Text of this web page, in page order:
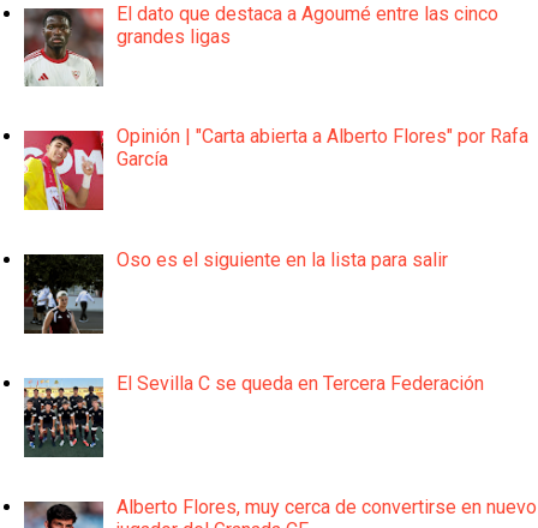
El dato que destaca a Agoumé entre las cinco
grandes ligas
Opinión | "Carta abierta a Alberto Flores" por Rafa
García
Oso es el siguiente en la lista para salir
El Sevilla C se queda en Tercera Federación
Alberto Flores, muy cerca de convertirse en nuevo